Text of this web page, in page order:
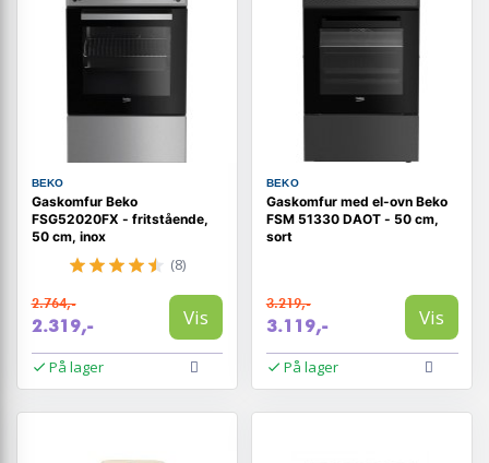
BEKO
Gaskomfur Beko
FSG52020FX - fritstående,
50 cm, inox
(8)
2.764,-
2.319,- Vis
På lager
BEKO
Gaskomfur med el-ovn Beko
FSM 51330 DAOT - 50 cm,
sort
3.219,-
3.119,- Vis
På lager